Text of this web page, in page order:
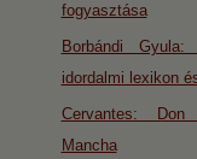
fogyasztása
Borbándi
idordalmi lexikon
Cervantes:
Mancha